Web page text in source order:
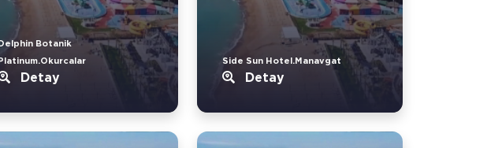
Botanik
Detay
Side Sun Hotel.Manavgat
Detay